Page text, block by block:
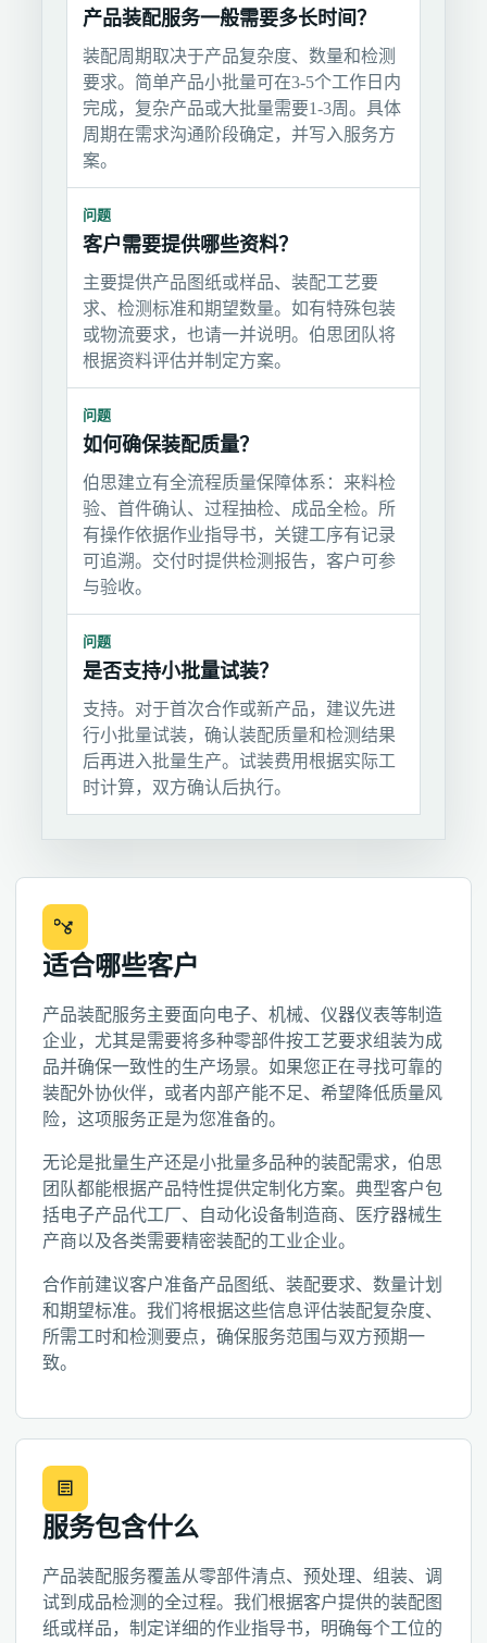
产品装配服务一般需要多长时间？
装配周期取决于产品复杂度、数量和检测
要求。简单产品小批量可在3-5个工作日内
完成，复杂产品或大批量需要1-3周。具体
周期在需求沟通阶段确定，并写入服务方
案。
问题
客户需要提供哪些资料？
主要提供产品图纸或样品、装配工艺要
求、检测标准和期望数量。如有特殊包装
或物流要求，也请一并说明。伯思团队将
根据资料评估并制定方案。
问题
如何确保装配质量？
伯思建立有全流程质量保障体系：来料检
验、首件确认、过程抽检、成品全检。所
有操作依据作业指导书，关键工序有记录
可追溯。交付时提供检测报告，客户可参
与验收。
问题
是否支持小批量试装？
支持。对于首次合作或新产品，建议先进
行小批量试装，确认装配质量和检测结果
后再进入批量生产。试装费用根据实际工
时计算，双方确认后执行。
适合哪些客户
产品装配服务主要面向电子、机械、仪器仪表等制造
企业，尤其是需要将多种零部件按工艺要求组装为成
品并确保一致性的生产场景。如果您正在寻找可靠的
装配外协伙伴，或者内部产能不足、希望降低质量风
险，这项服务正是为您准备的。
无论是批量生产还是小批量多品种的装配需求，伯思
团队都能根据产品特性提供定制化方案。典型客户包
括电子产品代工厂、自动化设备制造商、医疗器械生
产商以及各类需要精密装配的工业企业。
合作前建议客户准备产品图纸、装配要求、数量计划
和期望标准。我们将根据这些信息评估装配复杂度、
所需工时和检测要点，确保服务范围与双方预期一
致。
服务包含什么
产品装配服务覆盖从零部件清点、预处理、组装、调
试到成品检测的全过程。我们根据客户提供的装配图
纸或样品，制定详细的作业指导书，明确每个工位的